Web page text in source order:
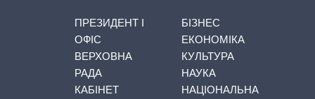
ПРЕЗИДЕНТ І
ОФІС
ВЕРХОВНА
РАДА
КАБІНЕТ
БІЗНЕС
ЕКОНОМІКА
КУЛЬТУРА
НАУКА
НАЦІОНАЛЬНА